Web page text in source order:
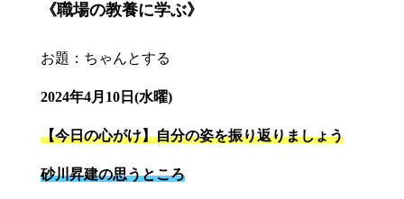
《職場の教養に学ぶ》
お題：ちゃんとする
2024年4月10日(水曜)
【今日の心がけ】自分の姿を振り返りましょう
砂川昇建の思うところ